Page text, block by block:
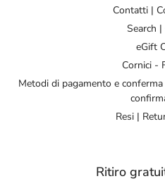
Contatti |
Search |
eGift
Cornici -
Metodi di pagamento e
Resi |
Ritiro